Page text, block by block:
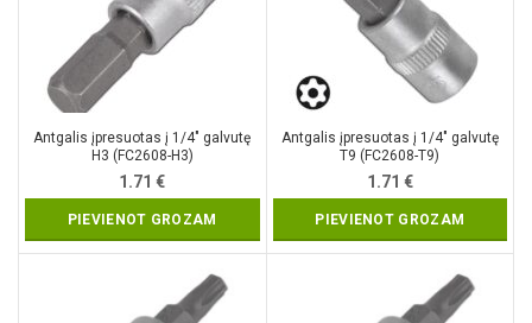
Antgalis įpresuotas į 1/4″ galvutę
H3 (FC2608-H3)
1.71€
PIEVIENOT GROZAM
Antgalis įpresuotas į 1/4″ galvutę
T9 (FC2608-T9)
1.71 €
PIEVIENOT GROZAM